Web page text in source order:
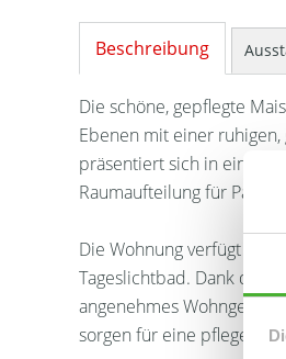
Beschreibung
Die schöne, gepflegte
Ebenen mit einer
präsentiert sich in einem
Raumaufteilung für
Die Wohnung verfügt
Tageslichtbad. Dank der
angenehmes Wohngefühl
sorgen für eine